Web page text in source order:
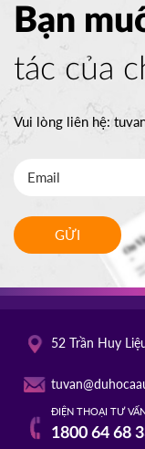
Bạn
tác của
Vui lòng liên hệ:
GỬI
52 Trần Huy
ĐIỆN THOẠI TƯ
1800 64 68